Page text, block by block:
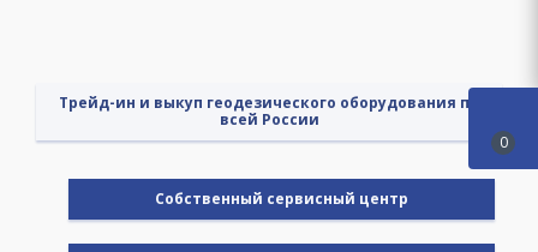
Трейд-ин и выкуп геодезического оборудования по
всей России
Cобственный сервисный центр
0